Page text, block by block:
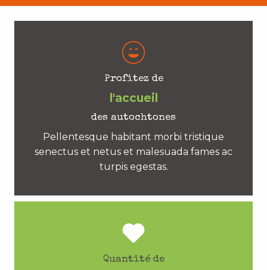
Profitez de
l'accueil
des autochtones
Pellentesque habitant morbi tristique
senectus et netus et malesuada fames ac
turpis egestas.
Quantité de